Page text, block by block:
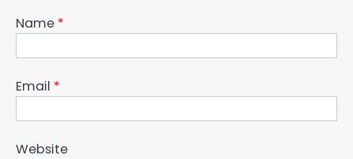
Name *
Email *
Website